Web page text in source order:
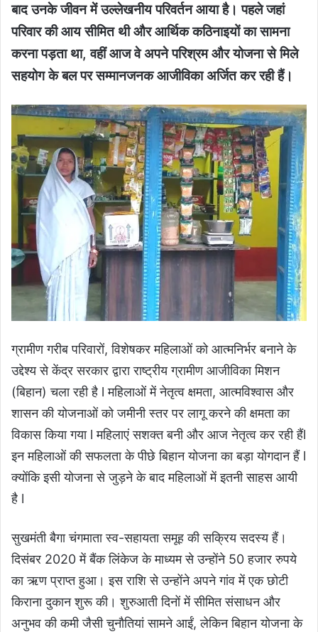
बाद उनके जीवन में उल्लेखनीय परिवर्तन आया है। पहले जहां
परिवार की आय सीमित थी और आर्थिक कठिनाइयों का सामना
करना पड़ता था, वहीं आज वे अपने परिश्रम और योजना से मिले
सहयोग के बल पर सम्मानजनक आजीविका अर्जित कर रही हैं।
ग्रामीण गरीब परिवारों, विशेषकर महिलाओं को आत्मनिर्भर बनाने के
उद्देश्य से केंद्र सरकार द्वारा राष्ट्रीय ग्रामीण आजीविका मिशन
(बिहान) चला रही है l महिलाओं में नेतृत्व क्षमता, आत्मविश्वास और
शासन की योजनाओं को जमीनी स्तर पर लागू करने की क्षमता का
विकास किया गया l महिलाएं सशक्त बनी और आज नेतृत्व कर रही हैंl
इन महिलाओं की सफलता के पीछे बिहान योजना का बड़ा योगदान हैं l
क्योंकि इसी योजना से जुड़ने के बाद महिलाओं में इतनी साहस आयी
है l
सुखमंती बैगा चंगमाता स्व-सहायता समूह की सक्रिय सदस्य हैं।
दिसंबर 2020 में बैंक लिंकेज के माध्यम से उन्होंने 50 हजार रुपये
का ऋण प्राप्त हुआ। इस राशि से उन्होंने अपने गांव में एक छोटी
किराना दुकान शुरू की। शुरुआती दिनों में सीमित संसाधन और
अनुभव की कमी जैसी चुनौतियां सामने आईं, लेकिन बिहान योजना के